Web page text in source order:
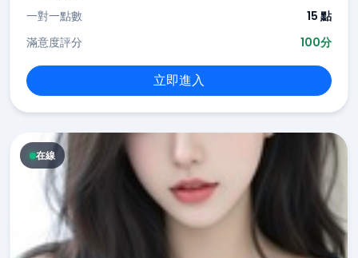
一對一點數
15 點
滿意度評分
100分
立即進入
在線